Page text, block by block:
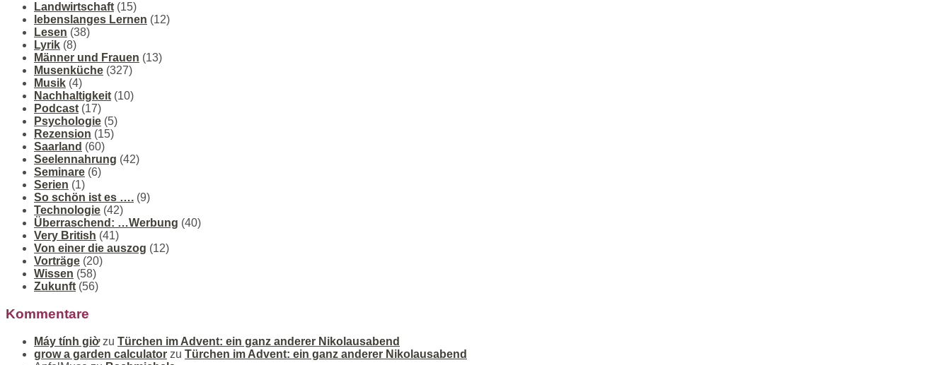
Landwirtschaft (15)
lebenslanges Lernen (12)
Lesen (38)
Lyrik (8)
Männer und Frauen (13)
Musenküche (327)
Musik (4)
Nachhaltigkeit (10)
Podcast (17)
Psychologie (5)
Rezension (15)
Saarland (60)
Seelennahrung (42)
Seminare (6)
Serien (1)
So schön ist es …. (9)
Technologie (42)
Überraschend: …Werbung (40)
Very British (41)
Von einer die auszog (12)
Vorträge (20)
Wissen (58)
Zukunft (56)
Kommentare
Máy tính giờzu Türchen im Advent: ein ganz anderer Nikolausabend
grow a garden calculator zu Türchen im Advent: ein ganz anderer Nikolausabend